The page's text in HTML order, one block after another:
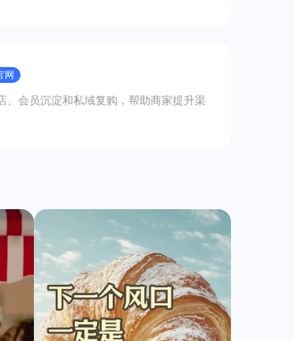
网
、会员沉淀和私域复购，帮助商家提升渠